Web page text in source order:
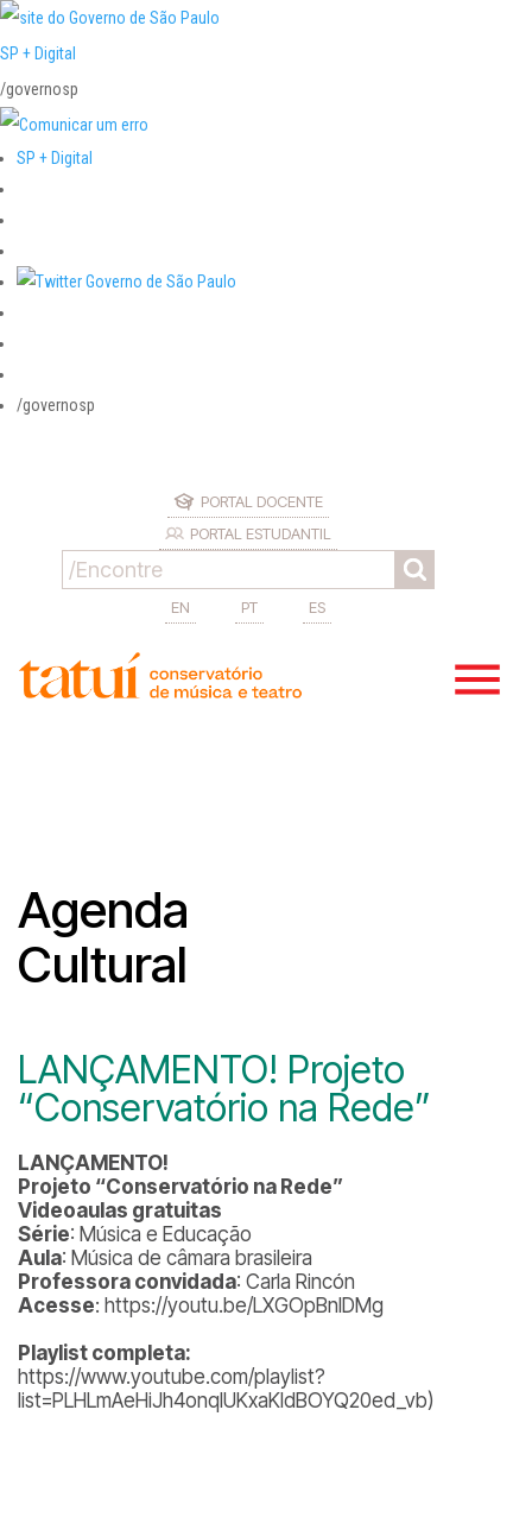
SP + Digital
/governosp
SP + Digital
/governosp
PORTAL DOCENTE
PORTAL ESTUDANTIL
EN PT ES
Agenda
Cultural
LANÇAMENTO! Projeto
“Conservatório na Rede”
LANÇAMENTO!
Projeto “Conservatório na Rede”
Videoaulas gratuitas
Série: Música e Educação
Aula: Música de câmara brasileira
Professora convidada: Carla Rincón
Acesse: https://youtu.be/LXGOpBnlDMg
Playlist completa:
https://www.youtube.com/playlist?
list=PLHLmAeHiJh4onqIUKxaKIdBOYQ20ed_vb)